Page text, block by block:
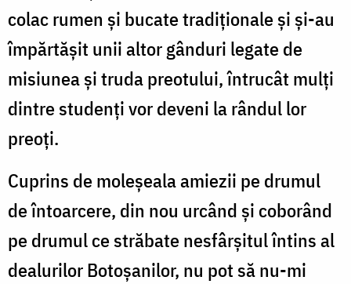
colac rumen și bucate tradiționale și și-au
împărtășit unii altor gânduri legate de
misiunea și truda preotului, întrucât mulți
dintre studenți vor deveni la rândul lor
preoți.
Cuprins de moleșeala amiezii pe drumul
de întoarcere, din nou urcând și coborând
pe drumul ce străbate nesfârșitul întins al
dealurilor Botoșanilor, nu pot să nu-mi